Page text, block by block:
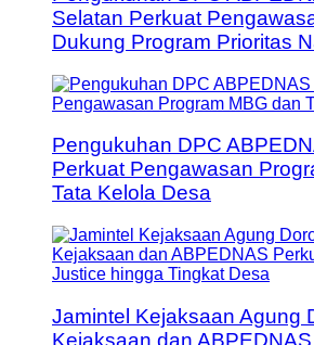
Selatan Perkuat
Dukung Program Prioritas
Pengukuhan DPC
Perkuat Pengawasan
Tata Kelola Desa
Jamintel Kejaksaan Agung
Kejaksaan dan